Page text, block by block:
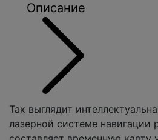
Описание
Так выглядит
лазерной системе навигации